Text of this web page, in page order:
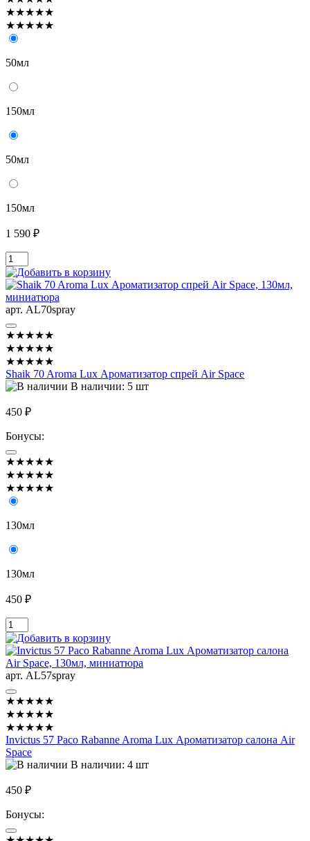
★★★★★
★★★★★
50мл
150мл
50мл
150мл
1 590 ₽
арт. AL70spray
★★★★★
★★★★★
★★★★★
Shaik 70 Aroma Lux Ароматизатор спрей Air Space
В наличии: 5 шт
450 ₽
Бонусы:
★★★★★
★★★★★
★★★★★
130мл
130мл
450 ₽
арт. AL57spray
★★★★★
★★★★★
★★★★★
Invictus 57 Paco Rabanne Aroma Lux Ароматизатор салона Air
Space
В наличии: 4 шт
450 ₽
Бонусы: